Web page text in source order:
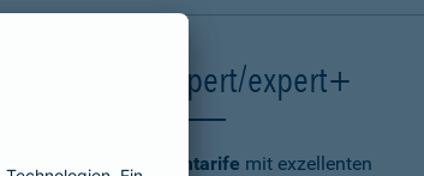
einsA expert/expert+
Die Premiumtarife mit exzellenten